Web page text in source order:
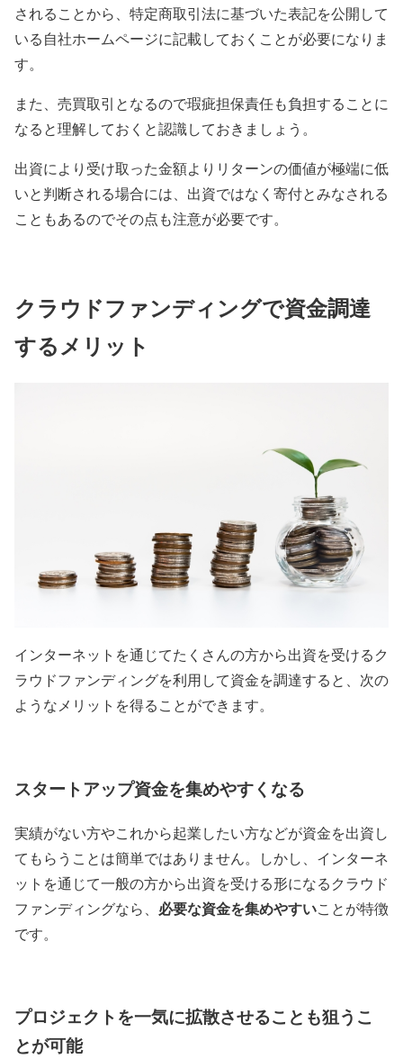
されることから、特定商取引法に基づいた表記を公開して
いる自社ホームページに記載しておくことが必要になりま
す。
また、売買取引となるので瑕疵担保責任も負担することに
なると理解しておくと認識しておきましょう。
出資により受け取った金額よりリターンの価値が極端に低
いと判断される場合には、出資ではなく寄付とみなされる
こともあるのでその点も注意が必要です。
クラウドファンディングで資金調達
するメリット
インターネットを通じてたくさんの方から出資を受けるク
ラウドファンディングを利用して資金を調達すると、次の
ようなメリットを得ることができます。
スタートアップ資金を集めやすくなる
実績がない方やこれから起業したい方などが資金を出資し
てもらうことは簡単ではありません。しかし、インターネ
ットを通じて一般の方から出資を受ける形になるクラウド
ファンディングなら、 必要な資金を集めやすいことが特徴
です。
プロジェクトを一気に拡散させることも狙うこ
とが可能